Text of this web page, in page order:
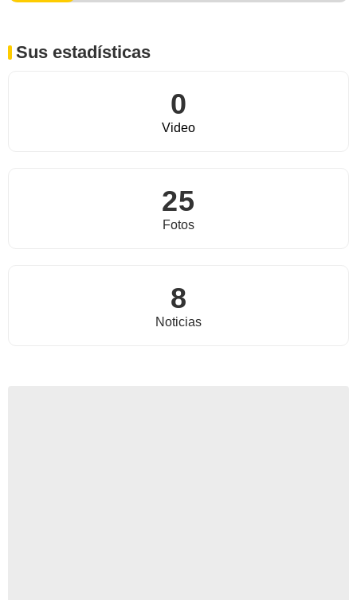
Sus estadísticas
0
Video
25
Fotos
8
Noticias